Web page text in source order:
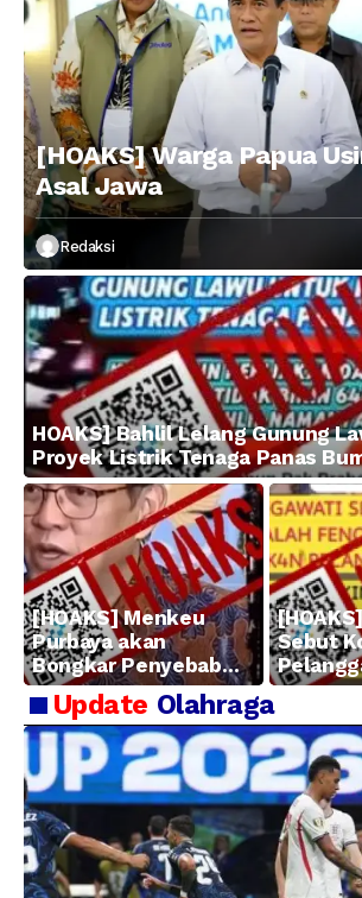
[HOAKS] Warga Papua
Asal Jawa
Redaksi
HOAKS] Bahlil Lelang Gunung
Proyek Listrik Tenaga Panas
[HOAKS] Menkeu
Purbaya akan
Bongkar Penyebab
Kerugian BUMN
Sebut
Update Olahraga